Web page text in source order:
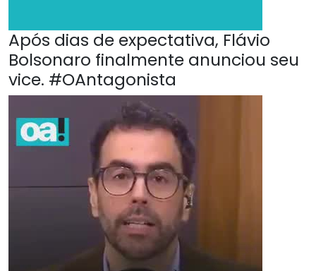
Após dias de expectativa, Flávio
Bolsonaro finalmente anunciou seu
vice. #OAntagonista